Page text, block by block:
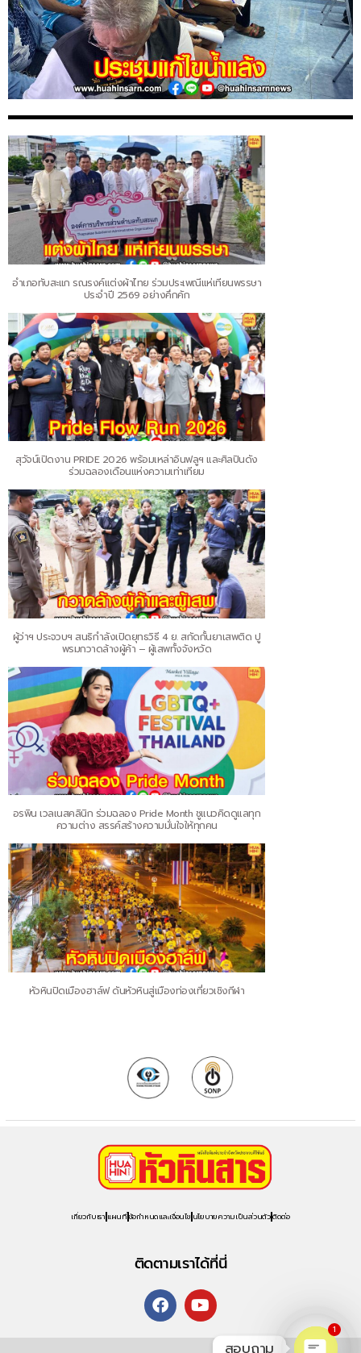
อำเภอทับสะแก รณรงค์แต่งผ้าไทย ร่วมประเพณีแห่เทียนพรรษา
ประจำปี 2569 อย่างคึกคัก
สุวัจน์เปิดงาน PRIDE 2026 พร้อมเหล่าอินฟลูฯ และศิลปินดัง
ร่วมฉลองเดือนแห่งความเท่าเทียม
ผู้ว่าฯ ประจวบฯ สนธิกำลังเปิดยุทธวิธี 4 ย. สกัดกั้นยาเสพติด ปู
พรมกวาดล้างผู้ค้า – ผู้เสพทั้งจังหวัด
อรพิน เวลเนสคลินิก ร่วมฉลอง Pride Month ชูแนวคิดดูแลทุก
ความต่าง สรรค์สร้างความมั่นใจให้ทุกคน
หัวหินปิดเมืองฮาล์ฟ ดันหัวหินสู่เมืองท่องเที่ยวเชิงกีฬา
เกี่ยวกับเรา แผนที่ ข้อกำหนดและเงื่อนไข นโยบายความเป็นส่วนตัวติดต่อ
ติดตามเราได้ที่นี่
สอบถาม
1